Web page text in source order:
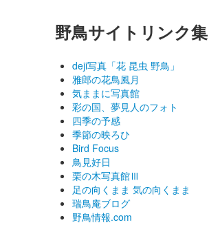
野鳥サイトリンク集
deji写真「花 昆虫 野鳥」
雅郎の花鳥風月
気ままに写真館
彩の国、夢見人のフォト
四季の予感
季節の映ろひ
Bird Focus
鳥見好日
栗の木写真館Ⅲ
足の向くまま 気の向くまま
瑞鳥庵ブログ
野鳥情報.com